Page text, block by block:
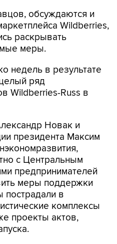
обсуждаются и
Wildberries,
раскрывать
меры.
недель в результате
ряд
Wildberries-Russ в
Новак и
президента Максим
с Центральным
предпринимателей
меры поддержки
пострадали в
комплексы
проекты актов,